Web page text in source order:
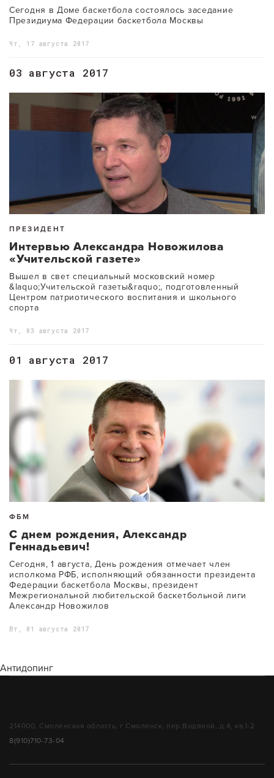
Сегодня в Доме баскетбола состоялось заседание
Президиума Федерации баскетбола Москвы
Чт, 17 августа 2017
03 августа 2017
ПРЕЗИДЕНТ
Интервью Александра Новожилова
«Учительской газете»
Вышел в свет специальный московский номер
&laquo;Учительской газеты&raquo;, подготовленный
Центром патриотического воспитания и школьного
спорта
Чт, 03 августа 2017
01 августа 2017
ФБМ
С днем рождения, Александр
Геннадьевич!
Сегодня, 1 августа, День рождения отмечает член
исполкома РФБ, исполняющий обязанности президента
Федерации баскетбола Москвы, президент
Межрегиональной любительской баскетбольной лиги
Александр Новожилов
Вт, 01 августа 2017
Антидопинг
214000, Смоленская область, г Смоленск, пер.Водяной, д.4, кв.1-2
8(910)710-73-04